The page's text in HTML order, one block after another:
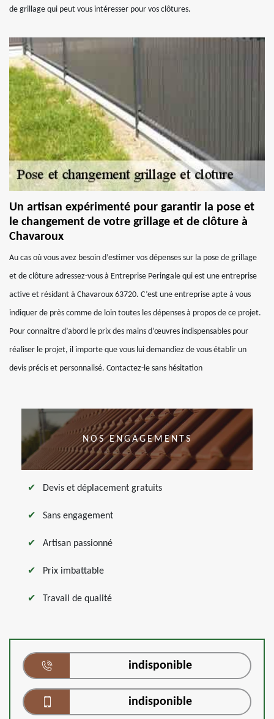
de grillage qui peut vous intéresser pour vos clôtures.
Un artisan expérimenté pour garantir la pose et
le changement de votre grillage et de clôture à
Chavaroux
Au cas où vous avez besoin d’estimer vos dépenses sur la pose de grillage
et de clôture adressez-vous à Entreprise Peringale qui est une entreprise
active et résidant à Chavaroux 63720. C’est une entreprise apte à vous
indiquer de près comme de loin toutes les dépenses à propos de ce projet.
Pour connaitre d’abord le prix des mains d’œuvres indispensables pour
réaliser le projet, il importe que vous lui demandiez de vous établir un
devis précis et personnalisé. Contactez-le sans hésitation
NOS ENGAGEMENTS
Devis et déplacement gratuits
Sans engagement
Artisan passionné
Prix imbattable
Travail de qualité
indisponible
indisponible